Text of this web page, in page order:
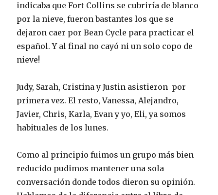
indicaba que Fort Collins se cubriría de blanco
por la nieve, fueron bastantes los que se
dejaron caer por Bean Cycle para practicar el
español. Y al final no cayó ni un solo copo de
nieve!
Judy, Sarah, Cristina y Justin asistieron por
primera vez. El resto, Vanessa, Alejandro,
Javier, Chris, Karla, Evan y yo, Eli, ya somos
habituales de los lunes.
Como al principio fuimos un grupo más bien
reducido pudimos mantener una sola
conversación donde todos dieron su opinión.